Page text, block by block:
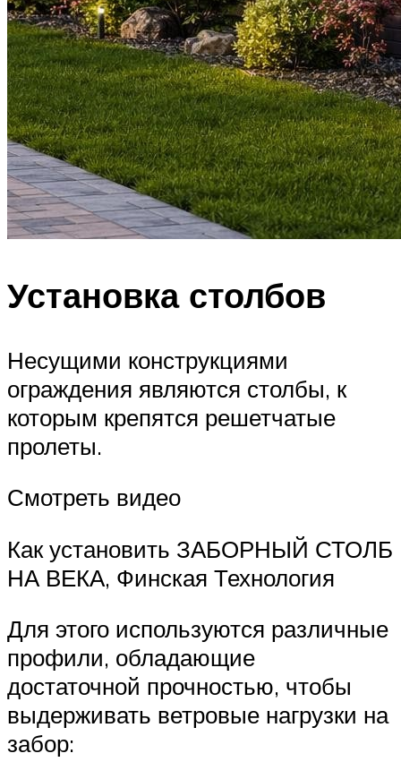
Установка столбов
Несущими конструкциями
ограждения являются столбы, к
которым крепятся решетчатые
пролеты.
Смотреть видео
Как установить ЗАБОРНЫЙ СТОЛБ
НА ВЕКА, Финская Технология
Для этого используются различные
профили, обладающие
достаточной прочностью, чтобы
выдерживать ветровые нагрузки на
забор: